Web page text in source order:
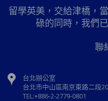
留學英美，交給津橋，
碌的同時，我們
聯
台北辦公室
台北市中山區南京東路二段
TEL:+886-2-2779-0801